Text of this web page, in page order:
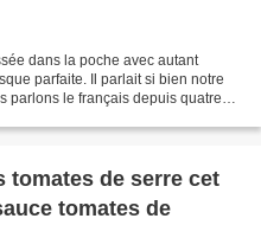
dans la poche avec autant
parfaite. Il parlait si bien notre
parlons le français depuis quatre
tomates de serre cet
tomates de